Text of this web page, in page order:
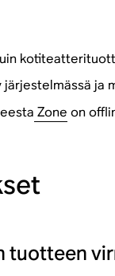
järjestelmässä
Zone on
tuotteen